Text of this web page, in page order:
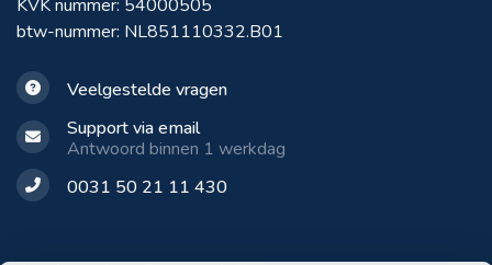
KVK nummer: 54000505
btw-nummer: NL851110332.B01
Veelgestelde vragen
Support via email
Antwoord binnen 1 werkdag
0031 50 21 11 430